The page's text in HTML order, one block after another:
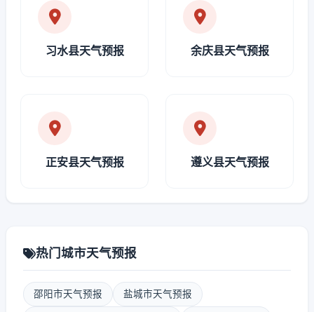
习水县天气预报 余庆县天气预报
正安县天气预报 遵义县天气预报
热门城市天气预报
邵阳市天气预报 盐城市天气预报